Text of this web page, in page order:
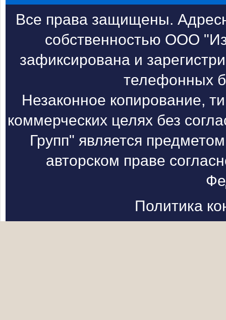
Все права защищены.
собственностью ООО
зафиксирована и
телефонных
Незаконное копирование,
коммерческих целях без
Групп" является
авторском праве
Политика